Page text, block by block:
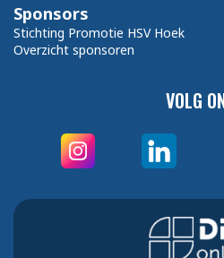
VOLG
Sponsors
Stichting Promotie HSV Hoek
Overzicht sponsoren